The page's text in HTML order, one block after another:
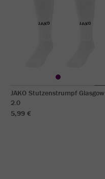
JAKO Stutzenstrumpf Glasgow
2.0
5,99 €